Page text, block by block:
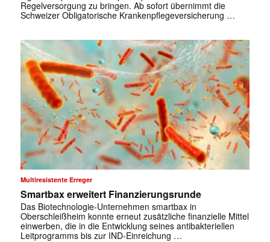
✕
Regelversorgung zu bringen. Ab sofort übernimmt die
Schweizer Obligatorische Krankenpflegeversicherung …
Multiresistente Erreger
Smartbax erweitert Finanzierungsrunde
Das Biotechnologie-Unternehmen smartbax in
Oberschleißheim konnte erneut zusätzliche finanzielle Mittel
einwerben, die in die Entwicklung seines antibakteriellen
Leitprogramms bis zur IND-Einreichung …